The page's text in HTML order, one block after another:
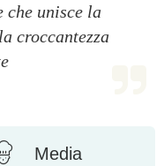
che unisce la
croccantezza
Media